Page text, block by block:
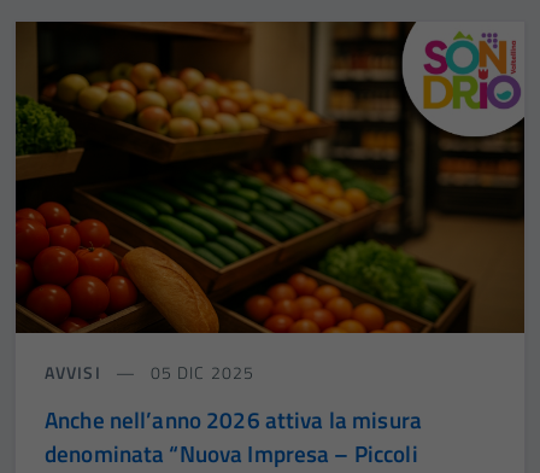
AVVISI 05 DIC 2025
Anche nell’anno 2026 attiva la misura
denominata “Nuova Impresa – Piccoli